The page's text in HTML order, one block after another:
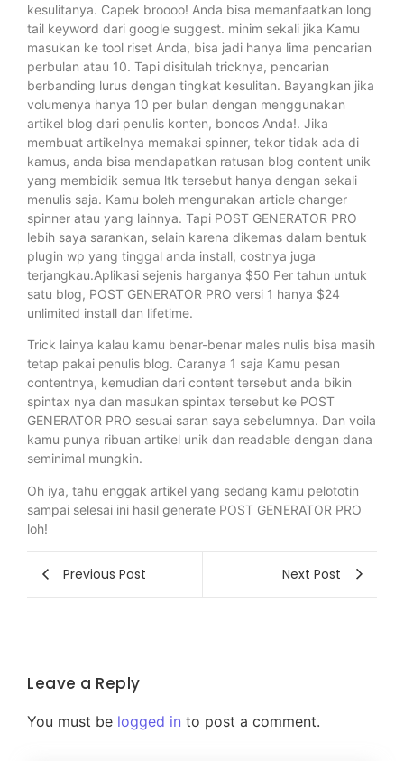
kesulitanya. Capek broooo! Anda bisa memanfaatkan long
tail keyword dari google suggest. minim sekali jika Kamu
masukan ke tool riset Anda, bisa jadi hanya lima pencarian
perbulan atau 10. Tapi disitulah tricknya, pencarian
berbanding lurus dengan tingkat kesulitan. Bayangkan jika
volumenya hanya 10 per bulan dengan menggunakan
artikel blog dari penulis konten, boncos Anda!. Jika
membuat artikelnya memakai spinner, tekor tidak ada di
kamus, anda bisa mendapatkan ratusan blog content unik
yang membidik semua ltk tersebut hanya dengan sekali
menulis saja. Kamu boleh mengunakan article changer
spinner atau yang lainnya. Tapi POST GENERATOR PRO
lebih saya sarankan, selain karena dikemas dalam bentuk
plugin wp yang tinggal anda install, costnya juga
terjangkau.Aplikasi sejenis harganya $50 Per tahun untuk
satu blog, POST GENERATOR PRO versi 1 hanya $24
unlimited install dan lifetime.
Trick lainya kalau kamu benar-benar males nulis bisa masih
tetap pakai penulis blog. Caranya 1 saja Kamu pesan
contentnya, kemudian dari content tersebut anda bikin
spintax nya dan masukan spintax tersebut ke POST
GENERATOR PRO sesuai saran saya sebelumnya. Dan voila
kamu punya ribuan artikel unik dan readable dengan dana
seminimal mungkin.
Oh iya, tahu enggak artikel yang sedang kamu pelototin
sampai selesai ini hasil generate POST GENERATOR PRO
loh!
Previous Post Next Post
Leave a Reply
You must be logged in to post a comment.